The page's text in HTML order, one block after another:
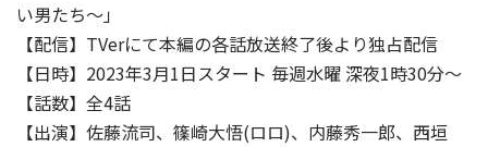
い男たち～」
【配信】TVerにて本編の各話放送終了後より独占配信
【日時】2023年3月1日スタート 毎週水曜 深夜1時30分～
【話数】全4話
【出演】佐藤流司、篠崎大悟(ロロ)、内藤秀一郎、西垣